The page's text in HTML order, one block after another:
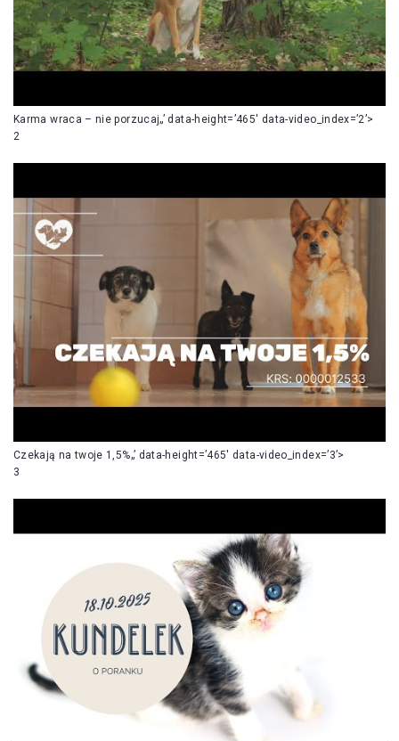
Karma wraca – nie porzucaj„’ data-height=’465′ data-video_index=’2’>
2
Czekają na twoje 1,5%„’ data-height=’465′ data-video_index=’3’>
3